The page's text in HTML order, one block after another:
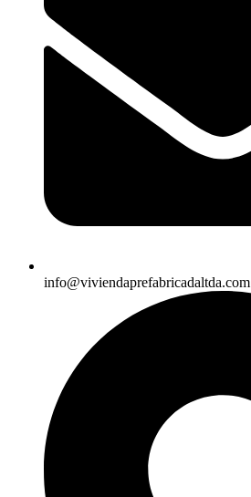
info@viviendaprefabricadaltda.com